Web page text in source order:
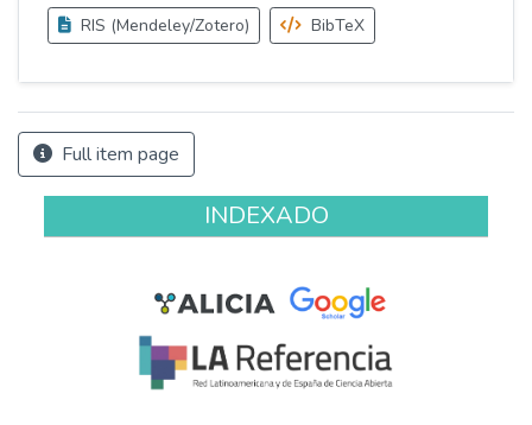
RIS (Mendeley/Zotero)
BibTeX
Full item page
INDEXADO